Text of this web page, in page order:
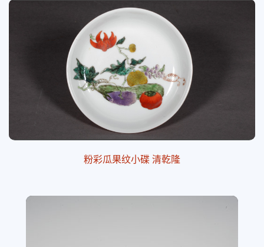
粉彩瓜果纹小碟 清乾隆